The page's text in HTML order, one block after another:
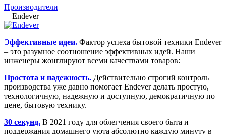
Производители
—Endever
Эффективные идеи. Фактор успеха бытовой техники Endever
– это разумное соотношение эффективных идей. Наши
инженеры жонглируют всеми качествами товаров:
Простота и надежность. Действительно строгий контроль
производства уже давно помогает Endever делать простую,
технологичную, надежную и доступную, демократичную по
цене, бытовую технику.
30 секунд. В 2021 году для облегчения своего быта и
поддержания домашнего уюта абсолютно каждую минуту в